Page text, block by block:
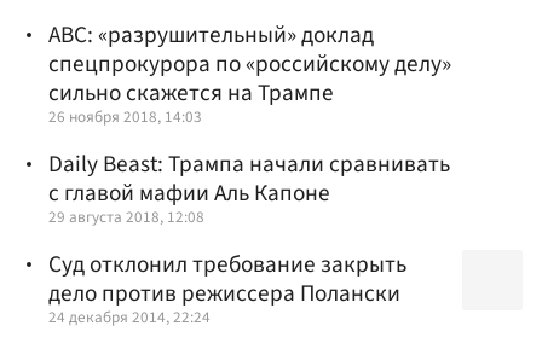
ABC: «разрушительный» доклад
спецпрокурора по «российскому делу»
сильно скажется на Трампе
26 ноября 2018, 14:03
Daily Beast: Трампа начали сравнивать
с главой мафии Аль Капоне
29 августа 2018, 12:08
Суд отклонил требование закрыть
дело против режиссера Полански
24 декабря 2014, 22:24